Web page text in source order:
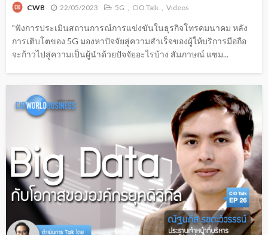
CWB 22/05/2023 5G CIO Talk Videos
"ฟังการประเมินสถานการณ์การแข่งขันในธุรกิจโทรคมนาคม หลัง
การเติบโตของ 5G มองหาปัจจัยสู่ความสำเร็จของผู้ให้บริการมือถือ
จะก้าวไปสู่ความเป็นผู้นำด้วยปัจจัยอะไรบ้าง สัมภาษณ์ แซม...